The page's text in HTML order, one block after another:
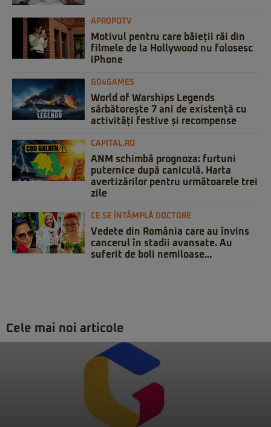
APROPOTV
Motivul pentru care băieții răi din
filmele de la Hollywood nu folosesc
iPhone
GO4GAMES
World of Warships Legends
sărbătorește 7 ani de existență cu
activități festive și recompense
CAPITAL.RO
ANM schimbă prognoza: furtuni
puternice după caniculă. Harta
avertizărilor pentru următoarele trei
zile
CE SE ÎNTÂMPLĂ DOCTORE
Vedete din România care au învins
cancerul în stadii avansate. Au
suferit de boli nemiloase...
Cele mai noi articole